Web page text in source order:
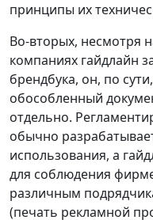
принципы их
Во-вторых, несмотря
компаниях гайдлайн
брендбука, он, по
обособленный
отдельно.
обычно
использования, а
для соблюдения
различным
(печать рекламной